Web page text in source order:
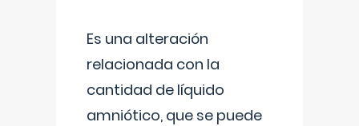
Es una alteración
relacionada con la
cantidad de líquido
amniótico, que se puede